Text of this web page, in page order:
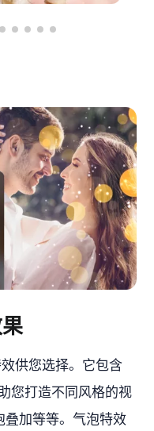
供您选择。它包含
您打造不同风格的视
叠加等等。气泡特效